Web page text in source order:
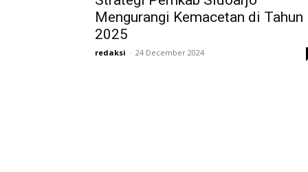
Mengurangi Kemacetan di Tahun
2025
redaksi - 24 December 2024